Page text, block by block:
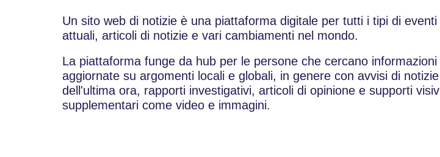
Un sito web di notizie è una piattaforma digitale per tutti i tipi di eventi
attuali, articoli di notizie e vari cambiamenti nel mondo.
La piattaforma funge da hub per le persone che cercano informazioni
aggiornate su argomenti locali e globali, in genere con avvisi di notizie
dell'ultima ora, rapporti investigativi, articoli di opinione e supporti
supplementari come video e immagini.